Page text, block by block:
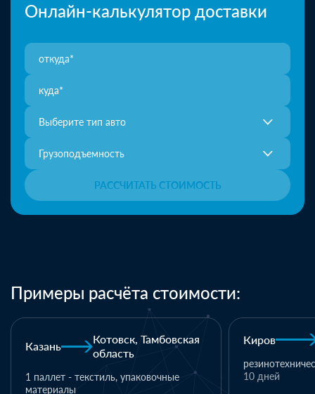
Онлайн-калькулятор доставки
Выберите тип авто
Грузоподъемность
РАССЧИТАТЬ СТОИМОСТЬ
Примеры расчёта стоимости:
Киров Хабаровск
резинотехнические изделия
700 000 ₽
10 дней